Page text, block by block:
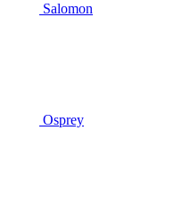
Salomon
Osprey